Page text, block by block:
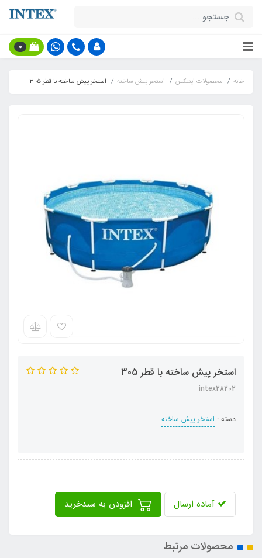
0
خانه محصولات اینتکس استخر پیش ساخته استخر پیش ساخته با قطر 305
استخر پیش ساخته با قطر 305
intex28202
دسته : استخر پیش ساخته
آماده ارسال
محصولات مرتبط